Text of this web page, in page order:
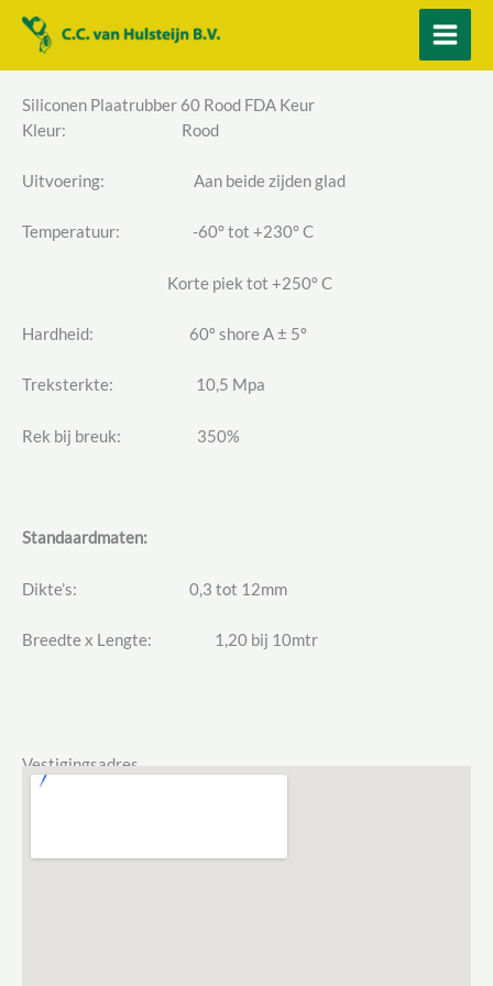
naar
Siliconen Plaatrubber 60 Rood FDA Keur
Kleur: Rood
Uitvoering: Aan beide zijden glad
Temperatuur: -60° tot +230° C
Korte piek tot +250º C
Hardheid: 60º shore A ± 5º
Treksterkte: 10,5 Mpa
Rek bij breuk: 350%
Standaardmaten:
Dikte’s: 0,3 tot 12mm
Breedte x Lengte: 1,20 bij 10mtr
Vestigingsadres